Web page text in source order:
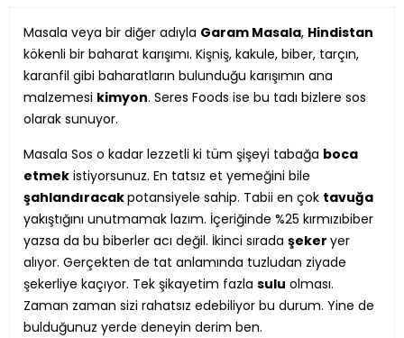
Masala veya bir diğer adıyla Garam Masala, Hindistan
kökenli bir baharat karışımı. Kişniş, kakule, biber, tarçın,
karanfil gibi baharatların bulunduğu karışımın ana
malzemesi kimyon. Seres Foods ise bu tadı bizlere sos
olarak sunuyor.
Masala Sos o kadar lezzetli ki tüm şişeyi tabağa boca
etmek istiyorsunuz. En tatsız et yemeğini bile
şahlandıracakpotansiyele sahip. Tabii en çok tavuğa
yakıştığını unutmamak lazım. İçeriğinde %25 kırmızıbiber
yazsa da bu biberler acı değil. İkinci sırada şeker yer
alıyor. Gerçekten de tat anlamında tuzludan ziyade
şekerliye kaçıyor. Tek şikayetim fazla sulu olması.
Zaman zaman sizi rahatsız edebiliyor bu durum. Yine de
bulduğunuz yerde deneyin derim ben.